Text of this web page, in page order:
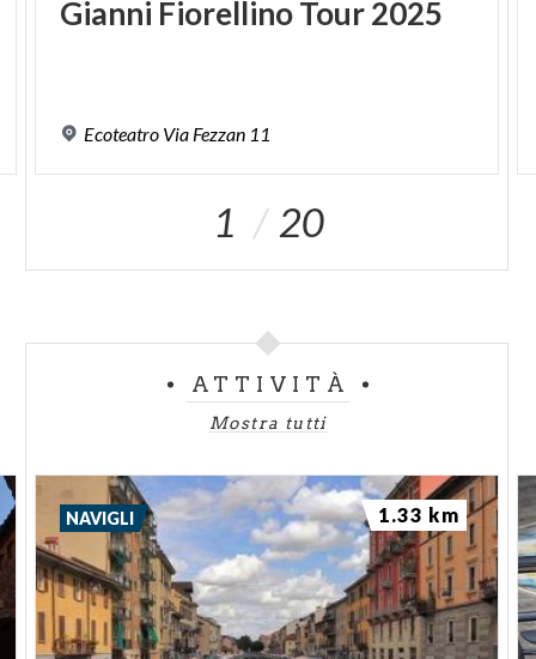
Gianni FiorellinoTour2025
Ecoteatro Via Fezzan 11
1 20
ATTIVITÀ
Mostra tutti
NAVIGLI 1.33 km